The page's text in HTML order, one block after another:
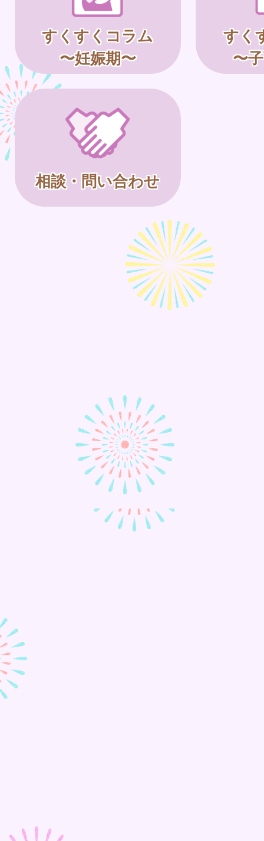
すくすくコラム
〜妊娠期〜
すく
〜
相談・問い合わせ